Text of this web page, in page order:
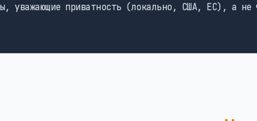
уважающие приватность (локально, США, ЕС), а не